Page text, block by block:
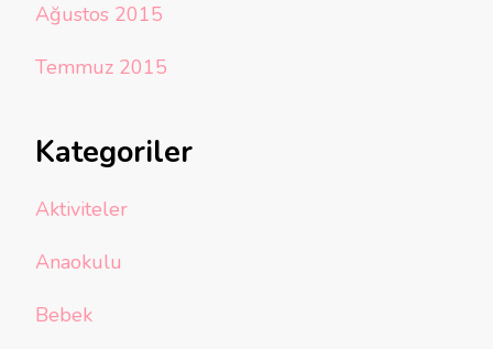
Ağustos 2015
Temmuz 2015
Kategoriler
Aktiviteler
Anaokulu
Bebek